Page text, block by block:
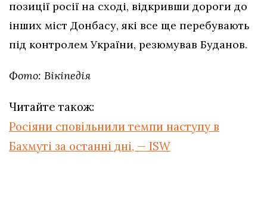
позиції росії на сході, відкривши дороги до
інших міст Донбасу, які все ще перебувають
під контролем України, резюмував Буданов.
Фото: Вікіпедія
Читайте також:
Росіяни сповільнили темпи наступу в
Бахмуті за останні дні, — ISW